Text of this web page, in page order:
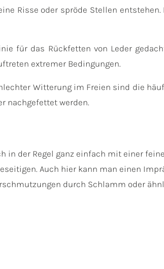
Risse oder spröde Stellen
für das Rückfetten von Leder
extremer Bedingungen.
Witterung im Freien sind die
nachgefettet werden.
in der Regel ganz einfach mit einer
Auch hier kann man einen
durch Schlamm oder